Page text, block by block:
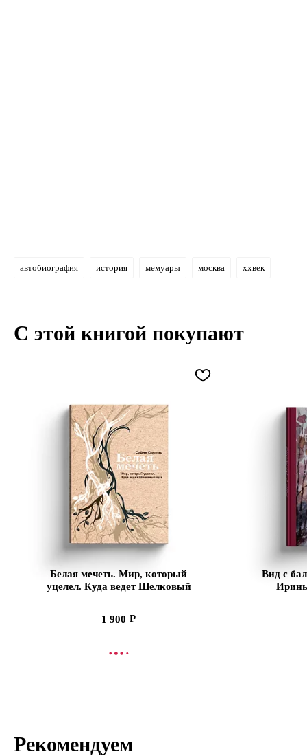
автобиография история мемуары москва ххвек
С этой книгой покупают
Белая мечеть. Мир, который
уцелел. Куда ведет Шелковый
1 900
В КОРЗИНУ
Вид с
Рекомендуем